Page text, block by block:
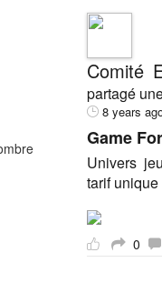
Comité
partagé
8 years
Game
Univers
tarif unique
0